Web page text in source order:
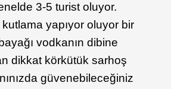
3-5 turist oluyor.
yapıyor oluyor bir
vodkanın dibine
dikkat körkütük sarhoş
güvenebileceğiniz